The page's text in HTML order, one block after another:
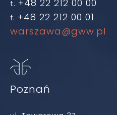
t. +48 22 212 00 00
f. +48 22 212 00 01
warszawa@gww.pl
Poznań